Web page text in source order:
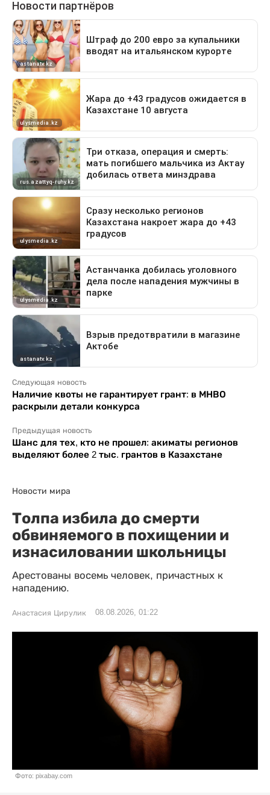
Следующая новость
Наличие квоты не гарантирует грант: в МНВО
раскрыли детали конкурса
Предыдущая новость
Шанс для тех, кто не прошел: акиматы регионов
выделяют более 2 тыс. грантов в Казахстане
Новости мира
Толпа избила до смерти
обвиняемого в похищении и
изнасиловании школьницы
Арестованы восемь человек, причастных к
нападению.
Анастасия Цирулик 08.08.2026, 01:22
Фото: pixabay.com